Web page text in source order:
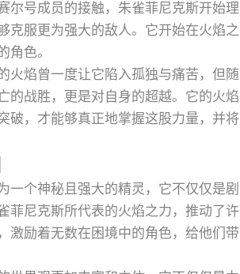
尔号成员的接触，朱雀菲尼克斯开始理
克服更为强大的敌人。它开始在火焰之
角色。
火焰曾一度让它陷入孤独与痛苦，但随
的战胜，更是对自身的超越。它的火焰
破，才能够真正地掌握这股力量，并将
一个神秘且强大的精灵，它不仅仅是剧
菲尼克斯所代表的火焰之力，推动了许
激励着无数在困境中的角色，给他们带